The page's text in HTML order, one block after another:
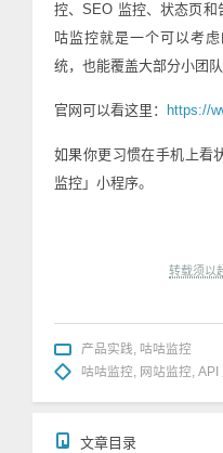
控、SEO 监控、状态页和
咕监控就是一个可以考
统，也能覆盖大部分小团
官网可以看这里： https://
如果你更习惯在手机上看
监控」小程序。
转载须以
产品实践
咕咕监控
咕咕监控
网站监控 API
文章目录